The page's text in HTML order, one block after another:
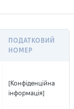
ПОДАТКОВИЙ
НОМЕР
[Конфіденційна
інформація]